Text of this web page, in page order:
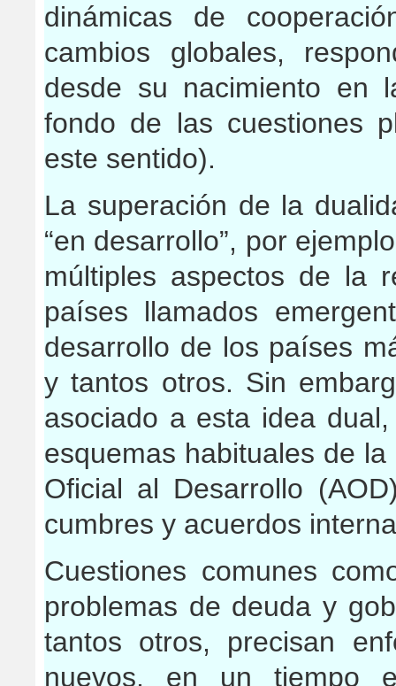
dinámicas de
cambios globales,
desde su nacimiento en
fondo de las cuestiones
este sentido).
La superación de la
“en desarrollo”, por
múltiples aspectos de la
países llamados
desarrollo de los países
y tantos otros. Sin
asociado a esta idea
esquemas habituales de
Oficial al Desarrollo
cumbres y acuerdos
Cuestiones comunes
problemas de deuda y
tantos otros, precisan
nuevos, en un tiempo